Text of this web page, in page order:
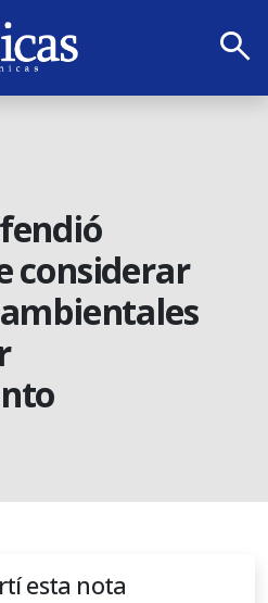
search
considerar
esta nota